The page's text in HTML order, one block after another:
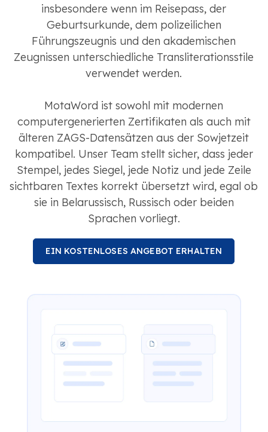
insbesondere wenn im Reisepass, der
Geburtsurkunde, dem polizeilichen
Führungszeugnis und den akademischen
Zeugnissen unterschiedliche Transliterationsstile
verwendet werden.
MotaWord ist sowohl mit modernen
computergenerierten Zertifikaten als auch mit
älteren ZAGS-Datensätzen aus der Sowjetzeit
kompatibel. Unser Team stellt sicher, dass jeder
Stempel, jedes Siegel, jede Notiz und jede Zeile
sichtbaren Textes korrekt übersetzt wird, egal ob
sie in Belarussisch, Russisch oder beiden
Sprachen vorliegt.
EIN KOSTENLOSES ANGEBOT ERHALTEN